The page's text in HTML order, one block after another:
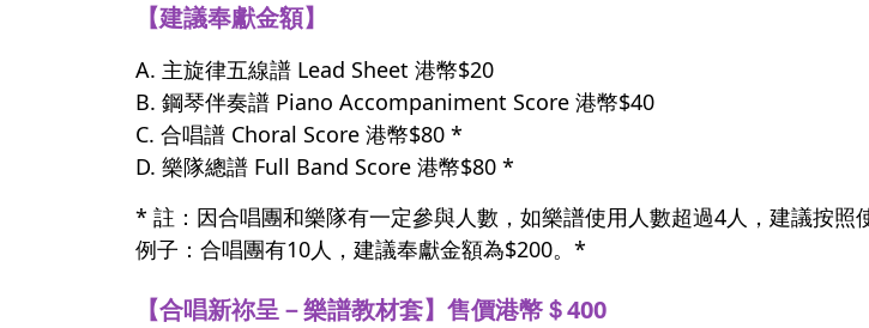
【建議奉獻金額】
A. 主旋律五線譜 Lead Sheet 港幣$20
B. 鋼琴伴奏譜 Piano Accompaniment Score 港幣$40
C. 合唱譜 Choral Score 港幣$80 *
D. 樂隊總譜 Full Band Score 港幣$80 *
* 註：因合唱團和樂隊有一定參與人數，如樂譜使用人數超過4人，建議按照
例子：合唱團有10人，建議奉獻金額為$200。*
【合唱新祢呈－樂譜教材套】售價港幣＄400